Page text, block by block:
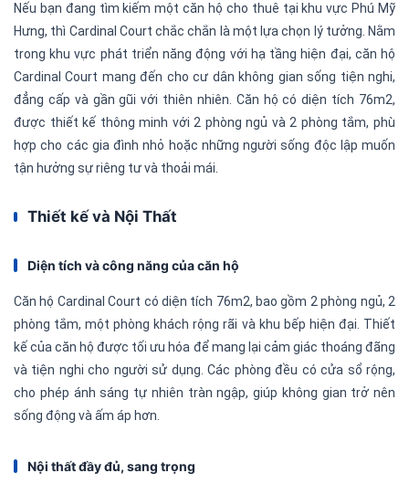
Nếu bạn đang tìm kiếm một căn hộ cho thuê tại khu vực Phú Mỹ
Hưng, thì Cardinal Court chắc chắn là một lựa chọn lý tưởng. Nằm
trong khu vực phát triển năng động với hạ tầng hiện đại, căn hộ
Cardinal Court mang đến cho cư dân không gian sống tiện nghi,
đẳng cấp và gần gũi với thiên nhiên. Căn hộ có diện tích 76m2,
được thiết kế thông minh với 2 phòng ngủ và 2 phòng tắm, phù
hợp cho các gia đình nhỏ hoặc những người sống độc lập muốn
tận hưởng sự riêng tư và thoải mái.
Thiết kế và Nội Thất
Diện tích và công năng của căn hộ
Căn hộ Cardinal Court có diện tích 76m2, bao gồm 2 phòng ngủ, 2
phòng tắm, một phòng khách rộng rãi và khu bếp hiện đại. Thiết
kế của căn hộ được tối ưu hóa để mang lại cảm giác thoáng đãng
và tiện nghi cho người sử dụng. Các phòng đều có cửa sổ rộng,
cho phép ánh sáng tự nhiên tràn ngập, giúp không gian trở nên
sống động và ấm áp hơn.
Nội thất đầy đủ, sang trọng